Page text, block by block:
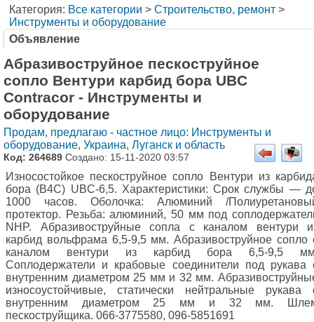
Категория: Все категории > Строительство, ремонт >
Инструменты и оборудование
Объявление
Абразивоструйное пескоструйное
сопло Вентури карбид бора UBC
Contracor - Инструменты и
оборудование
Продам, предлагаю - частное лицо: Инструменты и
оборудование, Украина, Луганск и область
Код: 264689 Создано: 15-11-2020 03:57
Износостойкое пескоструйное сопло Вентури из
бора (В4С) UBC-6,5. Характеристики: Срок службы —
1000 часов. Оболочка: Алюминий /
протектор. Резьба: алюминий, 50 мм под
NHP. Абразивоструйные сопла с каналом вентури
карбид вольфрама 6,5-9,5 мм. Абразивоструйное сопло
каналом вентури из карбид бора 6,5-9,5
Соплодержатели и крабовые соединители под рукава
внутренним диаметром 25 мм и 32 мм.
износоустойчивые, статически нейтральные рукава
внутренним диаметром 25 мм и 32 мм.
пескоструйщика. 066-3775580, 096-5851691